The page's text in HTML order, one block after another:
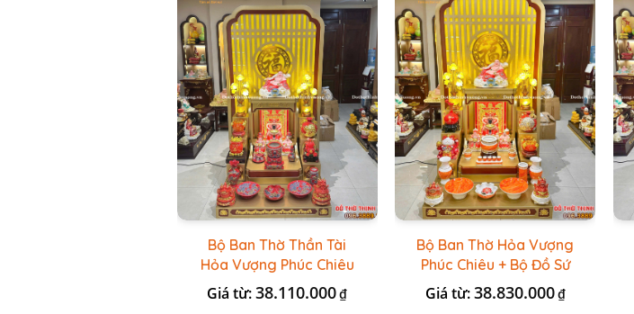
Bộ Ban Thờ Thần Tài
Hỏa Vượng Phúc Chiêu
+ Bộ Đồ Thờ Nổi Đỏ BT
Giá từ:38.110.000₫
Bộ Ban Thờ Hỏa Vượng
Phúc Chiêu + Bộ Đồ Sứ
Đá Đỏ HR
Giá từ:38.830.000₫